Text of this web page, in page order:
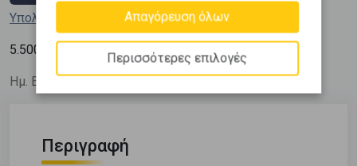
Υπολόγισε τη δόση μου
5.500 2
Ημ. Ενημέρωσης: 09/07/26
Περιγραφή
Απαγόρευση όλων
Περισσότερες επιλογές